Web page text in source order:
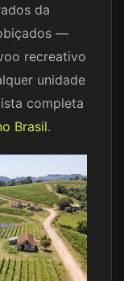
da
—
recreativo
unidade
completa
Brasil.